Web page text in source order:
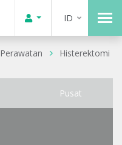
ID
Perawatan Histerektomi
Pusat